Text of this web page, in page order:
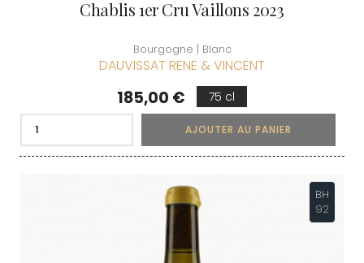
Chablis 1er Cru Vaillons 2023
Bourgogne | Blanc
DAUVISSAT RENE & VINCENT
Prix
185,00 € 75 cl
AJOUTER AU PANIER
BH
92